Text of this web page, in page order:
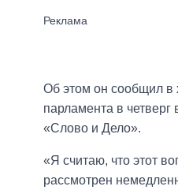
Об этом он сообщил в
парламента в четверг
«Слово и Дело».
«Я считаю, что этот
рассмотрен